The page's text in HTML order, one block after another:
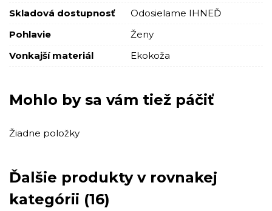
Skladová dostupnosť
Odosielame IHNEĎ
Pohlavie
Ženy
Vonkajší materiál
Ekokoža
Mohlo by sa vám tiež páčiť
Žiadne položky
Ďalšie produkty v rovnakej
kategórii (16)